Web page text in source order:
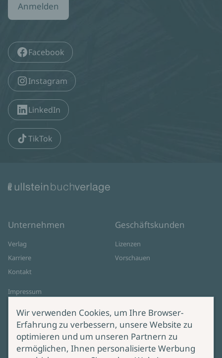
Anmelden
Facebook
Instagram
LinkedIn
TikTok
Unternehmen
Verlag
Karriere
Kontakt
Impressum
Cookie-Einstellungen
AGB Online Shop
Geschäftskunden
Lizenzen
Vorschauen
Wir verwenden Cookies, um Ihre Browser-
Erfahrung zu verbessern, unsere Website zu
optimieren und um unseren Partnern zu
ermöglichen, Ihnen personalisierte Werbung